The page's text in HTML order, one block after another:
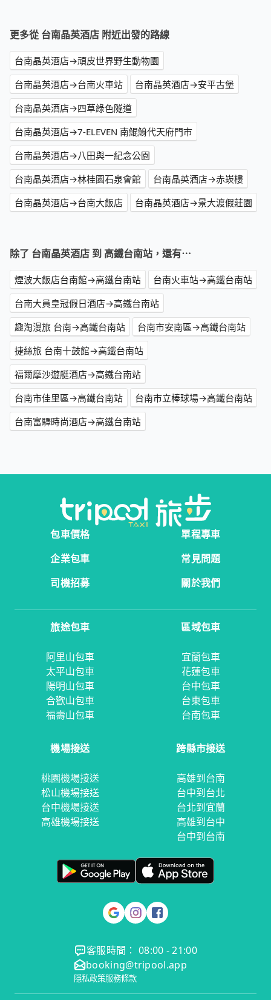
更多從 台南晶英酒店 附近出發的路線
台南晶英酒店→頑皮世界野生動物園
台南晶英酒店→台南火車站
台南晶英酒店→安平古堡
台南晶英酒店→四草綠色隧道
台南晶英酒店→7-ELEVEN 南鯤鯓代天府門市
台南晶英酒店→八田與一紀念公園
台南晶英酒店→林桂園石泉會館
台南晶英酒店→赤崁樓
台南晶英酒店→台南大飯店
台南晶英酒店→景大渡假莊園
除了 台南晶英酒店 到 高鐵台南站，還有⋯
煙波大飯店台南館→高鐵台南站
台南火車站→高鐵台南站
台南大員皇冠假日酒店→高鐵台南站
趣淘漫旅 台南→高鐵台南站
台南市安南區→高鐵台南站
捷絲旅 台南十鼓館→高鐵台南站
福爾摩沙遊艇酒店→高鐵台南站
台南市佳里區→高鐵台南站
台南市立棒球場→高鐵台南站
台南富驛時尚酒店→高鐵台南站
包車價格
單程專車
企業包車
常見問題
司機招募
關於我們
旅途包車
阿里山包車
太平山包車
陽明山包車
合歡山包車
福壽山包車
區域包車
宜蘭包車
花蓮包車
台中包車
台東包車
台南包車
機場接送
桃園機場接送
松山機場接送
台中機場接送
高雄機場接送
跨縣市接送
高雄到台南
台中到台北
台北到宜蘭
高雄到台中
台中到台南
客服時間： 08:00 - 21:00
booking@tripool.app
隱私政策服務條款